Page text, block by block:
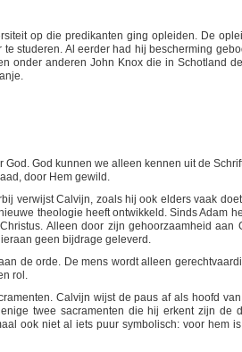
op die predikanten ging opleiden. De
studeren. Al eerder had hij bescherming
onder anderen John Knox die in Schotland
God. God kunnen we alleen kennen uit de
door Hem gewild.
verwijst Calvijn, zoals hij ook elders vaak
theologie heeft ontwikkeld. Sinds Adam
Alleen door zijn gehoorzaamheid
geen bijdrage geleverd.
de orde. De mens wordt alleen
rol.
Calvijn wijst de paus af als hoofd
twee sacramenten die hij erkent zijn de
ook niet al iets puur symbolisch: voor hem